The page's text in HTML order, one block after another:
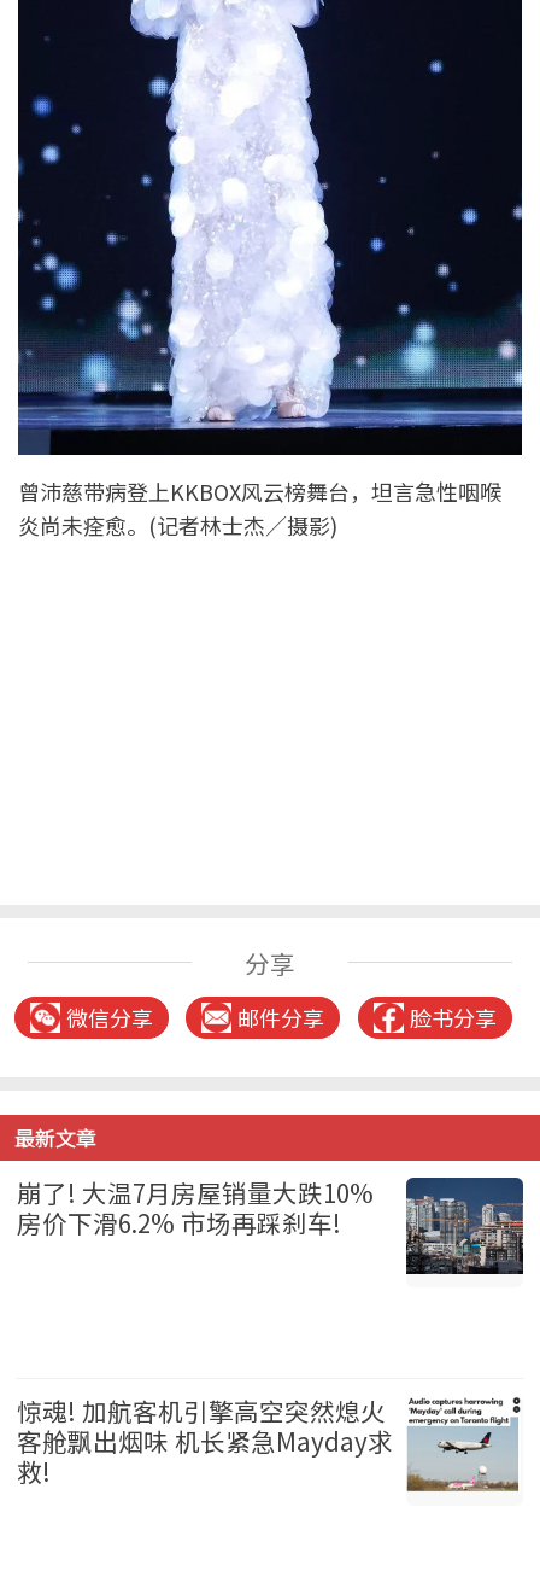
曾沛慈带病登上KKBOX风云榜舞台，坦言急性咽喉
炎尚未痊愈。(记者林士杰／摄影)
分享
微信分享 邮件分享 脸书分享
最新文章
崩了! 大温7月房屋销量大跌10%
房价下滑6.2% 市场再踩刹车!
惊魂! 加航客机引擎高空突然熄火
客舱飘出烟味 机长紧急Mayday求
救!